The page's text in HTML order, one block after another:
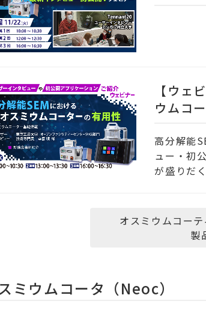
【ウェ
ウムコ
16：00
高分解能
ュー・初
が盛りだ
オスミウムコー
製
ミウムコータ（Neoc）